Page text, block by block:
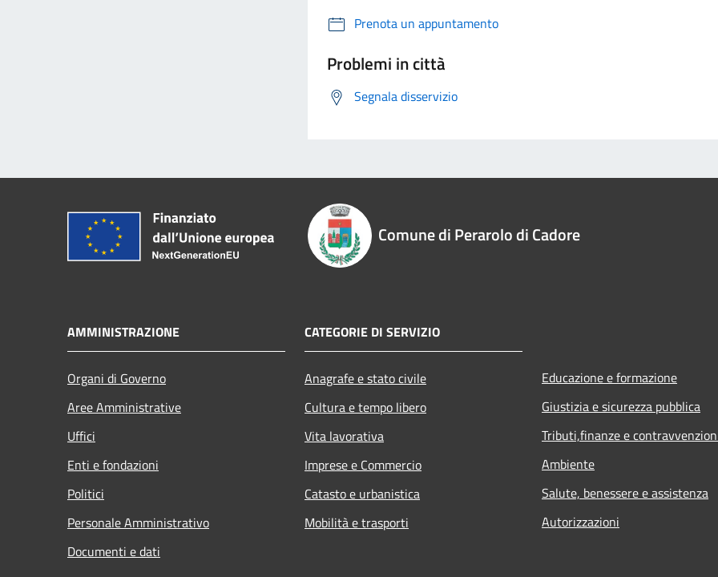
Prenota un appuntamento
Problemi in città
Segnala disservizio
Comune di Perarolo di Cadore
AMMINISTRAZIONE
Organi di Governo
Aree Amministrative
Uffici
Enti e fondazioni
Politici
Personale Amministrativo
Documenti e dati
CATEGORIE DI SERVIZIO
Anagrafe e stato civile
Cultura e tempo libero
Vita lavorativa
Imprese e Commercio
Catasto e urbanistica
Mobilità e trasporti
Educazione e formazione
Giustizia e sicurezza pubblica
Tributi,finanze e
Ambiente
Salute, benessere e assistenza
Autorizzazioni